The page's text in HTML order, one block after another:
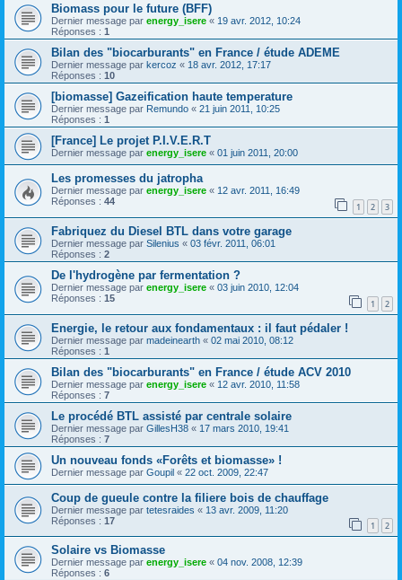
Biomass pour le future (BFF)
Dernier message par energy_isere « 19 avr. 2012, 10:24
Réponses : 1
Bilan des "biocarburants" en France / étude ADEME
Dernier message par kercoz « 18 avr. 2012, 17:17
Réponses : 10
[biomasse] Gazeification haute temperature
Dernier message par Remundo « 21 juin 2011, 10:25
Réponses : 1
[France] Le projet P.I.V.E.R.T
Dernier message par energy_isere « 01 juin 2011, 20:00
Les promesses du jatropha
Dernier message par energy_isere « 12 avr. 2011, 16:49
Réponses : 44 1 2 3
Fabriquez du Diesel BTL dans votre garage
Dernier message par Silenius « 03 févr. 2011, 06:01
Réponses : 2
De l'hydrogène par fermentation ?
Dernier message par energy_isere « 03 juin 2010, 12:04
Réponses : 15 1 2
Energie, le retour aux fondamentaux : il faut pédaler !
Dernier message par madeinearth « 02 mai 2010, 08:12
Réponses : 1
Bilan des "biocarburants" en France / étude ACV 2010
Dernier message par energy_isere « 12 avr. 2010, 11:58
Réponses : 7
Le procédé BTL assisté par centrale solaire
Dernier message par GillesH38 « 17 mars 2010, 19:41
Réponses : 7
Un nouveau fonds «Forêts et biomasse» !
Dernier message par Goupil « 22 oct. 2009, 22:47
Coup de gueule contre la filiere bois de chauffage
Dernier message par tetesraides « 13 avr. 2009, 11:20
Réponses : 17 1 2
Solaire vs Biomasse
Dernier message par energy_isere « 04 nov. 2008, 12:39
Réponses : 6